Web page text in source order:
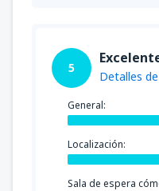
5
Detalles
General:
Localización:
Sala de espera